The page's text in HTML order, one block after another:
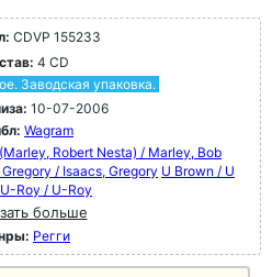
CDVP 155233
4 CD
Заводская упаковка.
10-07-2006
Wagram
Robert Nesta) / Marley, Bob
/ Isaacs, Gregory U Brown / U
U-Roy / U-Roy
больше
Регги